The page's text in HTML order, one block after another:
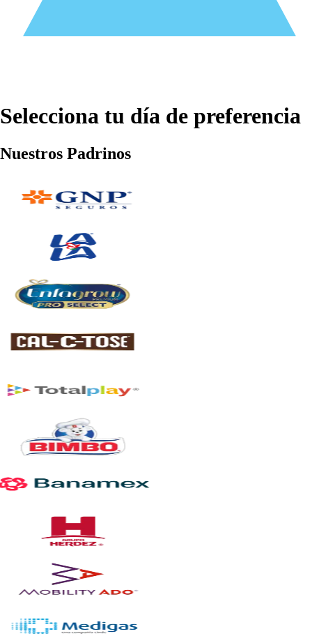
Selecciona tu día de preferencia
Nuestros Padrinos